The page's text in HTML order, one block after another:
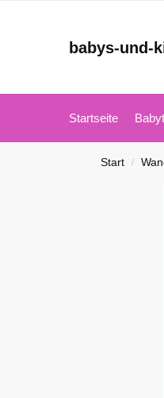
babys-und-
Startseite
Start /